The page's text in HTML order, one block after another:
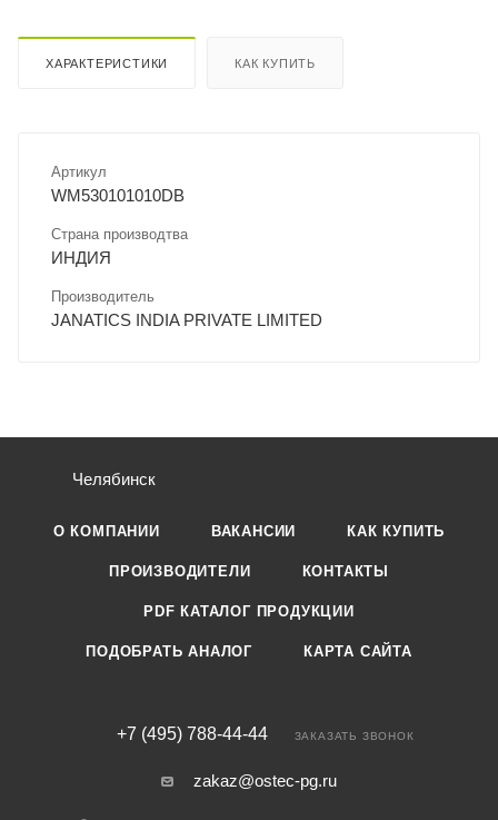
ХАРАКТЕРИСТИКИ КАК КУПИТЬ
Артикул
WM530101010DB
Страна производтва
ИНДИЯ
Производитель
JANATICS INDIA PRIVATE LIMITED
Челябинск
О КОМПАНИИ ВАКАНСИИ КАК КУПИТЬ
ПРОИЗВОДИТЕЛИ КОНТАКТЫ
PDF КАТАЛОГ ПРОДУКЦИИ
ПОДОБРАТЬ АНАЛОГ КАРТА САЙТА
+7 (495) 788-44-44 ЗАКАЗАТЬ ЗВОНОК
zakaz@ostec-pg.ru